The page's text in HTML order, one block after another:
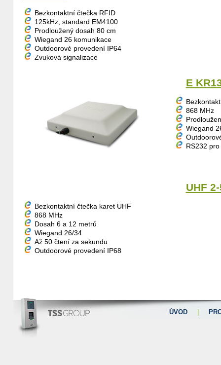
Bezkontaktní čtečka RFID
125kHz, standard EM4100
Prodloužený dosah 80 cm
Wiegand 26 komunikace
Outdoorové provedení IP64
Zvuková signalizace
E
868 MHz
Wiegand
RS232
UHF
Bezkontaktní čtečka karet UHF
868 MHz
Dosah 6 a 12 metrů
Wiegand 26/34
Až 50 čtení za sekundu
Outdoorové provedení IP68
ÚVOD